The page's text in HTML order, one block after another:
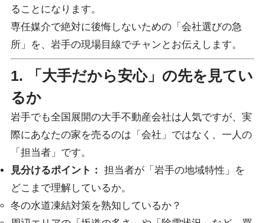
ることになります。
専任媒介で絶対に後悔しないための「会社選びの急
所」を、岩手の現場目線でチャンとお伝えします。
1. 「大手だから安心」の先を見てい
るか
岩手でも全国展開の大手不動産会社は人気ですが、実
際にあなたの家を売るのは「会社」ではなく、一人の
「担当者」です。
見分けるポイント： 担当者が「岩手の地域特性」を
どこまで理解しているか。
冬の水道凍結対策を熟知しているか？